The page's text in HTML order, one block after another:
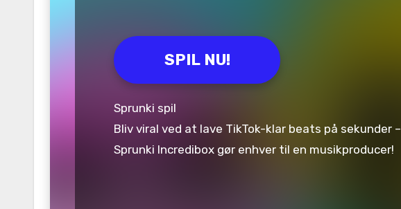
SPIL NU!
Sprunki spil
Bliv viral ved at lave TikTok-klar beats på sekunder –
Sprunki Incredibox gør enhver til en musikproducer!